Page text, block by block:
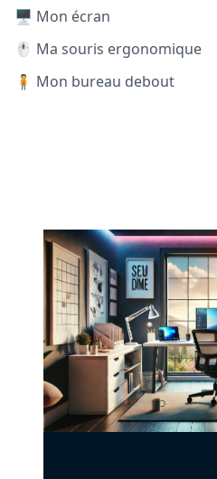
🖥️ Mon écran
🖱️ Ma souris ergonomique
🧍 Mon bureau debout